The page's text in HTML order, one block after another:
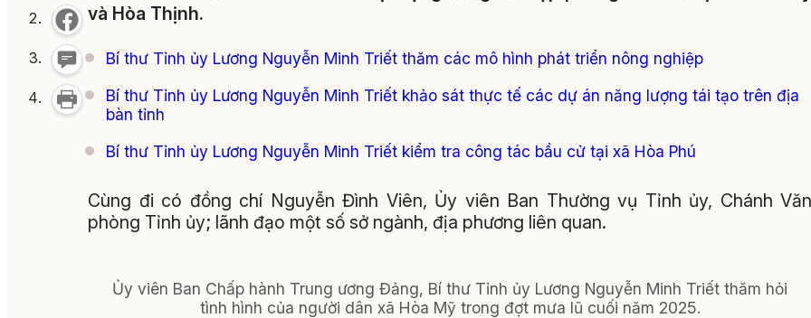
và Hòa Thịnh.
Bí thư Tỉnh ủy Lương Nguyễn Minh Triết thăm các mô hình phát triển nông nghiệp
Bí thư Tỉnh ủy Lương Nguyễn Minh Triết khảo sát thực tế các dự án năng lượng tái tạo trên địa
bàn tỉnh
Bí thư Tỉnh ủy Lương Nguyễn Minh Triết kiểm tra công tác bầu cử tại xã Hòa Phú
Cùng đi có đồng chí Nguyễn Đình Viên, Ủy viên Ban Thường vụ Tỉnh ủy, Chánh Văn
phòng Tỉnh ủy; lãnh đạo một số sở ngành, địa phương liên quan.
Ủy viên Ban Chấp hành Trung ương Đảng, Bí thư Tỉnh ủy Lương Nguyễn Minh Triết thăm hỏi
tình hình của người dân xã Hòa Mỹ trong đợt mưa lũ cuối năm 2025.